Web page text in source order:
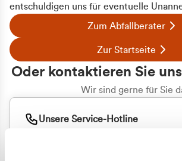
entschuldigen uns für eventuelle
Zum Abfallberater
Zur Startseite
Oder kontaktieren Sie
Wir sind gerne für Sie
Unsere Service-Hotline